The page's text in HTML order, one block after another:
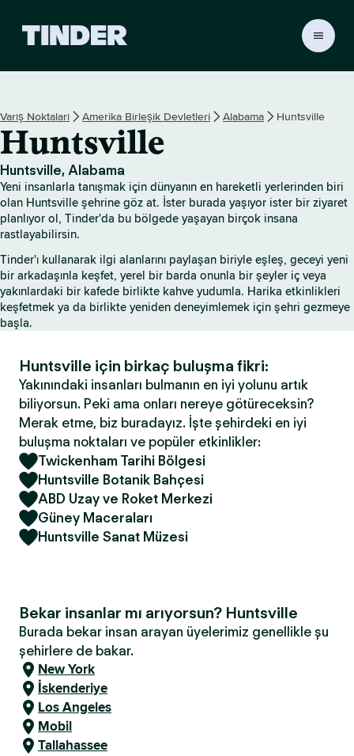
r
A
n
S
a
y
Varış Noktaları Amerika Birleşik Devletleri Alabama Huntsville
Huntsville
Huntsville, Alabama
Yeni insanlarla tanışmak için dünyanın en hareketli yerlerinden biri
olan Huntsville şehrine göz at. İster burada yaşıyor ister bir ziyaret
planlıyor ol, Tinder'da bu bölgede yaşayan birçok insana
rastlayabilirsin.
Tinder'ı kullanarak ilgi alanlarını paylaşan biriyle eşleş, geceyi yeni
bir arkadaşınla keşfet, yerel bir barda onunla bir şeyler iç veya
yakınlardaki bir kafede birlikte kahve yudumla. Harika etkinlikleri
keşfetmek ya da birlikte yeniden deneyimlemek için şehri gezmeye
başla.
Huntsville için birkaç buluşma fikri:
Yakınındaki insanları bulmanın en iyi yolunu artık
biliyorsun. Peki ama onları nereye götüreceksin?
Merak etme, biz buradayız. İşte şehirdeki en iyi
buluşma noktaları ve popüler etkinlikler:
Twickenham Tarihi Bölgesi
Huntsville Botanik Bahçesi
ABD Uzay ve Roket Merkezi
Güney Maceraları
Huntsville Sanat Müzesi
Bekar insanlar mı arıyorsun? Huntsville
Burada bekar insan arayan üyelerimiz genellikle şu
şehirlere de bakar.
New York
İskenderiye
Los Angeles
Mobil
Tallahassee